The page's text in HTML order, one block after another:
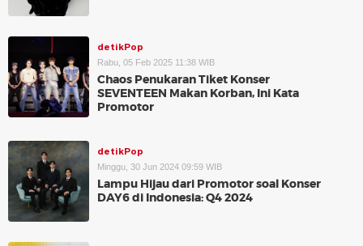
detikPop
Rabu, 05 Feb 2025 11:38 WIB
Chaos Penukaran Tiket Konser
SEVENTEEN Makan Korban, Ini Kata
Promotor
detikPop
Minggu, 30 Jun 2024 09:59 WIB
Lampu Hijau dari Promotor soal Konser
DAY6 di Indonesia: Q4 2024